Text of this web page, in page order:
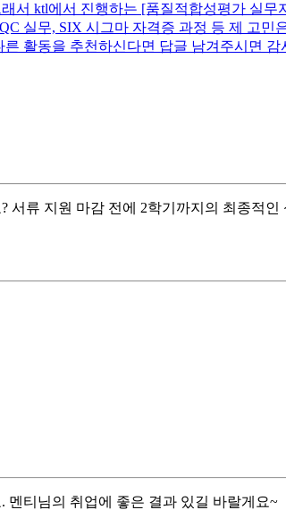
서 ktl에서 진행하는 [품질적합성평가 실
실무, SIX 시그마 자격증 과정 등 제 고
활동을 추천하신다면 답글 남겨주시면 감
류 지원 마감 전에 2학기까지의 최종적
멘티님의 취업에 좋은 결과 있길 바랄게요~